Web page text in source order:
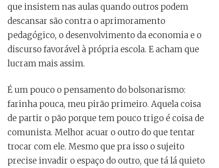
que insistem nas aulas quando outros podem
descansar são contra o aprimoramento
pedagógico, o desenvolvimento da economia e o
discurso favorável à própria escola. E acham que
lucram mais assim.
É um pouco o pensamento do bolsonarismo:
farinha pouca, meu pirão primeiro. Aquela coisa
de partir o pão porque tem pouco trigo é coisa de
comunista. Melhor acuar o outro do que tentar
trocar com ele. Mesmo que pra isso o sujeito
precise invadir o espaço do outro, que tá lá quieto